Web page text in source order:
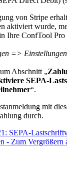
von Stripe
aktiviert wurde,
Ihre ConfTool Pro
=>
Abschnitt „
SEPA-
“.
mit
durch.